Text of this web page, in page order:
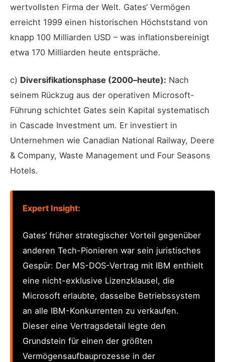
wertvollsten Firma der Welt. Gates‘ Vermögen
erreicht 1999 einen historischen Höchststand von
knapp 100 Milliarden USD – was inflationsbereinigt
etwa 170 Milliarden heute entspräche.
c) Diversifikationsphase (2000–heute): Nach
seinem Rückzug aus der operativen Microsoft-
Führung schichtet Gates sein Kapital systematisch
in Cascade Investment um. Er investiert in
Unternehmen wie Canadian National Railway, Deere
& Company, Waste Management und Four Seasons
Hotels.
Expert Insight:
Gates‘ früher strategischer Vorteil gegenüber
anderen Tech-Pionieren war sein juristisches
Gespür: Der MS-DOS-Vertrag mit IBM enthielt
eine nicht-exklusive Lizenzklausel, die
Microsoft erlaubte, dasselbe Betriebssystem
an alle IBM-Konkurrenten zu verkaufen.
Dieser eine Vertragsdetail legte den
Grundstein für einen der größten
Vermögensaufbauprozesse in der